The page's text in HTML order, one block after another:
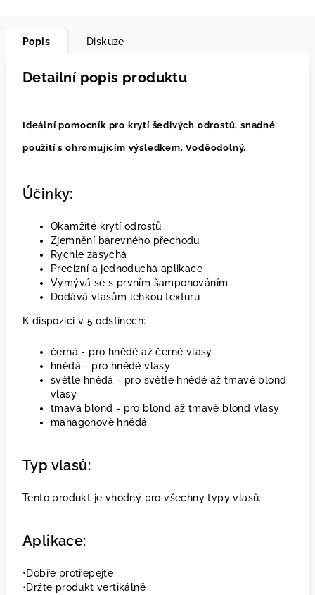
Popis Diskuze
Detailní popis produktu
Ideální pomocník pro krytí šedivých odrostů, snadné
použití s ohromujícím výsledkem. Voděodolný.
Účinky:
Okamžité krytí odrostů
Zjemnění barevného přechodu
Rychle zasychá
Precizní a jednoduchá aplikace
Vymývá se s prvním šamponováním
Dodává vlasům lehkou texturu
K dispozici v 5 odstínech:
černá - pro hnědé až černé vlasy
hnědá - pro hnědé vlasy
světle hnědá - pro světle hnědé až tmavé blond
vlasy
tmavá blond - pro blond až tmavě blond vlasy
mahagonově hnědá
Typ vlasů:
Tento produkt je vhodný pro všechny typy vlasů.
Aplikace:
•Dobře protřepejte
•Držte produkt vertikálně